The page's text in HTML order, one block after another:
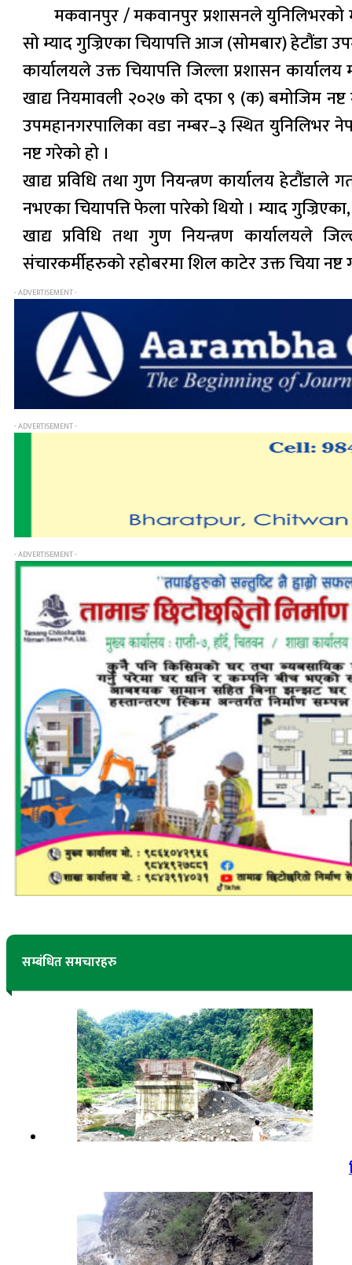
मकवानपुर / मकवानपुर प्रशासनले युनिलिभरको
सो म्याद गुज्रिएका चियापत्ति आज (सोमबार) हेटौंडा
कार्यालयले उक्त चियापत्ति जिल्ला प्रशासन
खाद्य नियमावली २०२७ को दफा ९ (क) बमोजिम नष्ट
उपमहानगरपालिका वडा नम्बर–३ स्थित युनिलिभर
नष्ट गरेको हो ।
खाद्य प्रविधि तथा गुण नियन्त्रण कार्यालय हेटौंडाले
नभएका चियापत्ति फेला पारेको थियो । म्याद
खाद्य प्रविधि तथा गुण नियन्त्रण कार्यालयले
संचारकर्मीहरुको रहोबरमा शिल काटेर उक्त चिया
- ADVERTISEMENT -
- ADVERTISEMENT -
- ADVERTISEMENT -
सम्बंधित समचारहरु